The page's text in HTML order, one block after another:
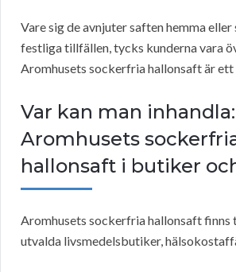
Vare sig de avnjuter saften hemma eller
festliga tillfällen, tycks kunderna vara
Aromhusets sockerfria hallonsaft är
Var kan man
Aromhusets
hallonsaft i butiker
Aromhusets sockerfria hallonsaft finns
utvalda livsmedelsbutiker,